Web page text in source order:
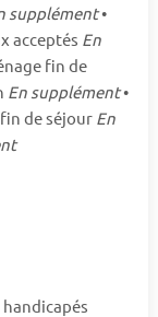
supplément•
acceptés En
fin de
En supplément•
de séjour En